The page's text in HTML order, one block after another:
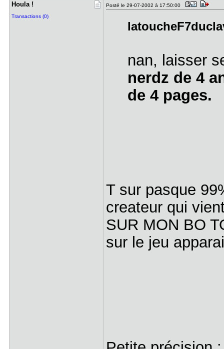
Houla !
Transactions (0)
Posté le 29-07-2002 à 17:50:00
nan, laisser
nerdz de 4
de 4 pages.
T sur pasque
createur qui
SUR MON BO
sur le jeu